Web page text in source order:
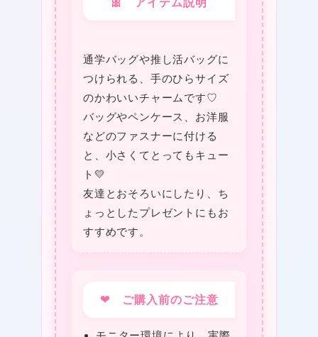
🎀 アイテム説明
通学バッグや推し活バッグに
つけられる、手のひらサイズ
のかわいいチャームです♡
バッグやペンケース、お洋服
などのファスナーに付ける
と、小さくてとってもキュー
ト💛
友達とおそろいにしたり、ち
ょっとしたプレゼントにもお
すすめです。
❤ ご購入前のご注意
★